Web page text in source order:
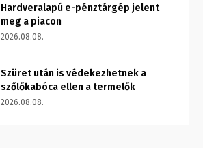
Hardveralapú e-pénztárgép jelent
meg a piacon
2026.08.08.
Szüret után is védekezhetnek a
szőlőkabóca ellen a termelők
2026.08.08.